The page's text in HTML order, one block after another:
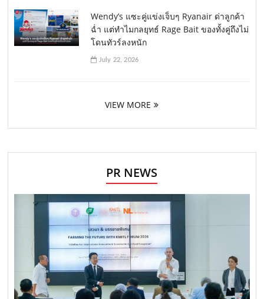
Wendy’s แซะคู่แข่งเจ็บๆ Ryanair ด่าลูกค้า
ฉ่ำ แต่ทำไมกลยุทธ์ Rage Bait ของทั้งคู่ถึงไม่
โดนทัวร์ลงหนัก
July 22, 2026
VIEW MORE
PR NEWS